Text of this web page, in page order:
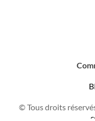
© Tous droits